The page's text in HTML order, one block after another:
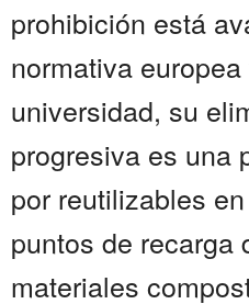
prohibición está
normativa
universidad, su
progresiva es una
por reutilizables
puntos de recarga
materiales